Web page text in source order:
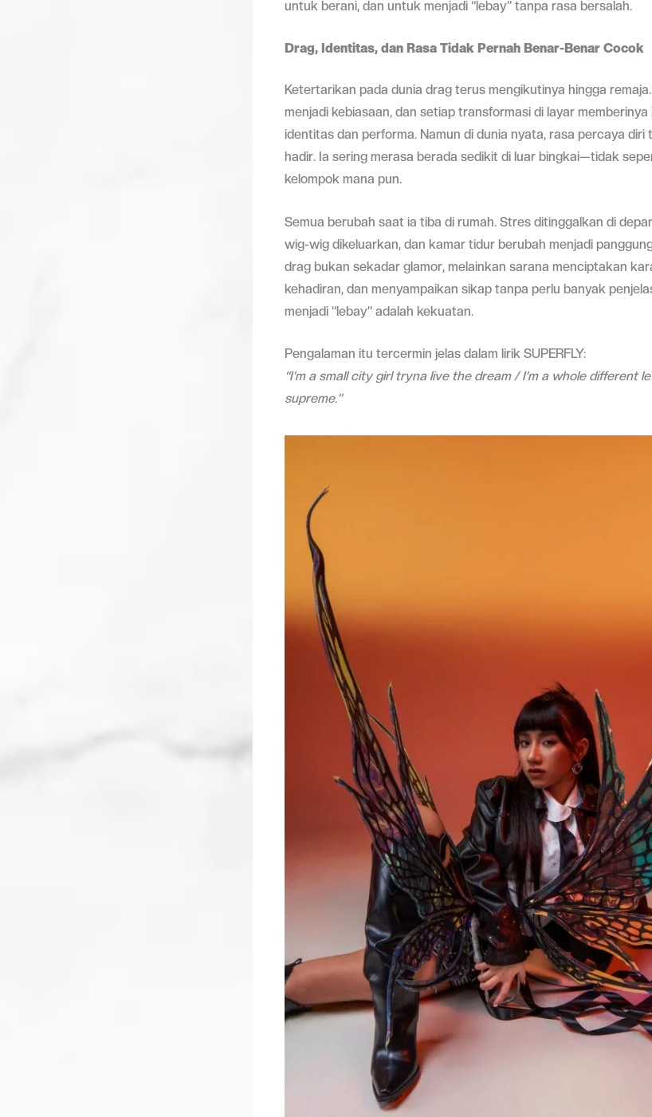
untuk berani, dan untuk menjadi “lebay” tanpa rasa bersalah.
Drag, Identitas, dan Rasa Tidak Pernah Benar-Benar Cocok
Ketertarikan pada dunia drag terus mengikutinya hingga
menjadi kebiasaan, dan setiap transformasi di layar
identitas dan performa. Namun di dunia nyata, rasa percaya diri
hadir. Ia sering merasa berada sedikit di luar bingkai—tidak
kelompok mana pun.
Semua berubah saat ia tiba di rumah. Stres ditinggalkan di
wig-wig dikeluarkan, dan kamar tidur berubah menjadi
drag bukan sekadar glamor, melainkan sarana menciptakan
kehadiran, dan menyampaikan sikap tanpa perlu banyak
menjadi “lebay” adalah kekuatan.
Pengalaman itu tercermin jelas dalam lirik SUPERFLY:
“I’m a small city girl tryna live the dream / I’m a whole different
supreme.”